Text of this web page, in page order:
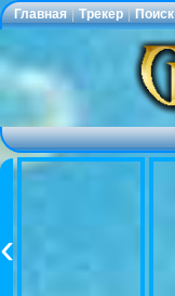
Главная | Трекер | Поиск